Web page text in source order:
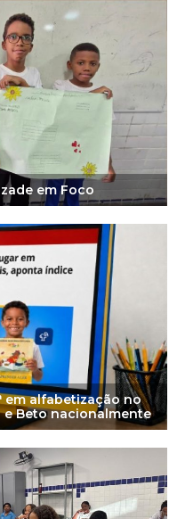
em Foco
em alfabetização no
Beto nacionalmente